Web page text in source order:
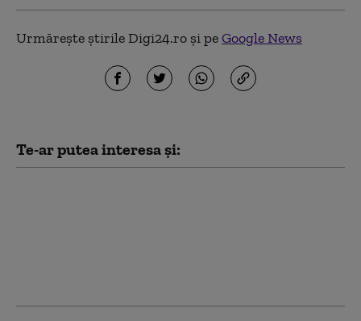
Urmărește știrile Digi24.ro și peGoogle News
Te-ar putea interesa și: